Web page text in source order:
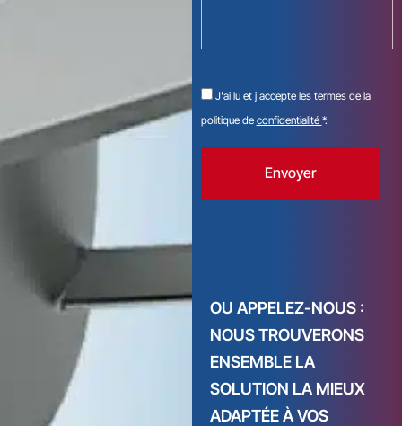
J'ai lu et j'accepte les termes de la
politique de confidentialité *.
Envoyer
OU APPELEZ-NOUS :
NOUS TROUVERONS
ENSEMBLE LA
SOLUTION LA MIEUX
ADAPTÉE À VOS